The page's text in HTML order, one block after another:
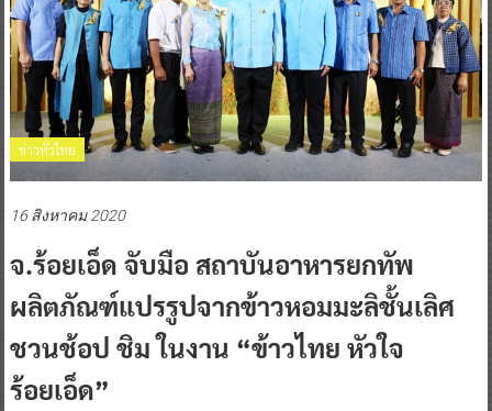
ข่าวทั่วไทย
16 สิงหาคม 2020
จ.ร้อยเอ็ด จับมือ สถาบันอาหารยกทัพ
ผลิตภัณฑ์แปรรูปจากข้าวหอมมะลิชั้นเลิศ
ชวนช้อป ชิม ในงาน “ข้าวไทย หัวใจ
ร้อยเอ็ด”